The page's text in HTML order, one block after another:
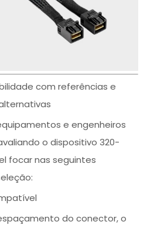
com referências e
e engenheiros
o dispositivo 320-
focar nas seguintes
do conector, o